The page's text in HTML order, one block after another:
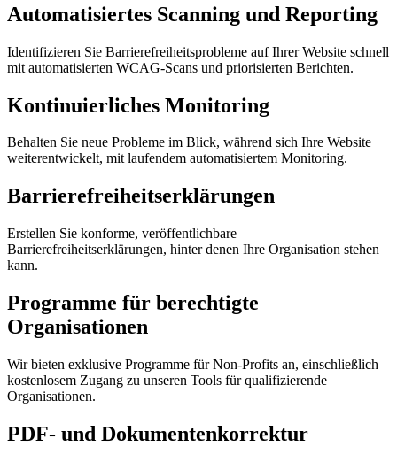
Automatisiertes Scanning und Reporting
Identifizieren Sie Barrierefreiheitsprobleme auf Ihrer Website schnell
mit automatisierten WCAG-Scans und priorisierten Berichten.
Kontinuierliches Monitoring
Behalten Sie neue Probleme im Blick, während sich Ihre Website
weiterentwickelt, mit laufendem automatisiertem Monitoring.
Barrierefreiheitserklärungen
Erstellen Sie konforme, veröffentlichbare
Barrierefreiheitserklärungen, hinter denen Ihre Organisation stehen
kann.
Programme für berechtigte
Organisationen
Wir bieten exklusive Programme für Non-Profits an, einschließlich
kostenlosem Zugang zu unseren Tools für qualifizierende
Organisationen.
PDF- und Dokumentenkorrektur